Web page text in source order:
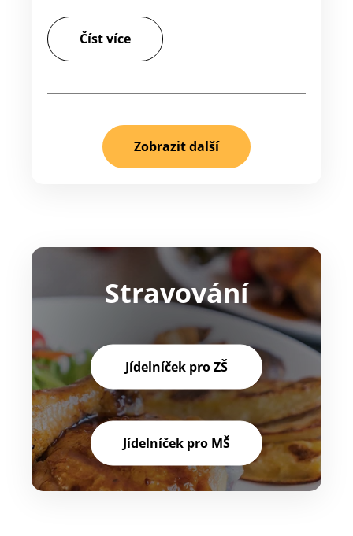
Číst více
Zobrazit další
Stravování
Jídelníček pro ZŠ
Jídelníček pro MŠ